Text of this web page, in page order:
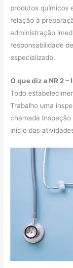
produtos químicos
relação à
administração
responsabilidade
especializado.
O que diz a NR 2 –
Todo
Trabalho uma
chamada
início das